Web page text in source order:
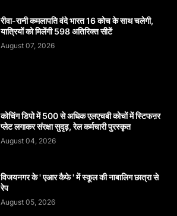
रीवा-रानी कमलापति वंदे भारत 16 कोच के साथ चलेगी,
यात्रियों को मिलेंगी 598 अतिरिक्त सीटें
August 07, 2026
कोचिंग डिपो में 500 से अधिक एलएचबी कोचों में स्टिफऩर
प्लेट लगाकर संरक्षा सुदृढ़, रेल कर्मचारी पुरस्कृत
August 04, 2026
विजयनगर के ' एआर कैफे ' में स्कूल की नाबालिग छात्रा से
रेप
August 05, 2026